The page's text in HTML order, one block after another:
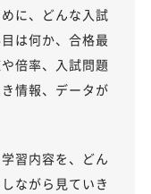
に、どんな入試
は何か、合格最
倍率、入試問題
情報、データが
習内容を、どん
ながら見ていき